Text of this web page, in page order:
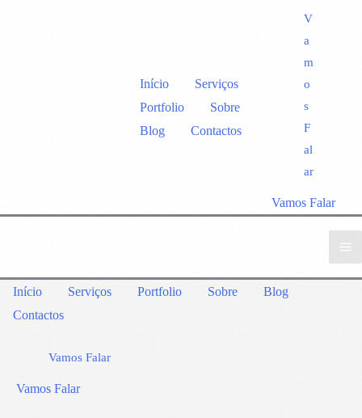
Início
Serviços
Portfolio
Sobre
Blog
Contactos
V
a
m
o
s
F
al
ar
Vamos Falar
Início Serviços Portfolio Sobre
Blog
Contactos
Vamos Falar
Vamos Falar